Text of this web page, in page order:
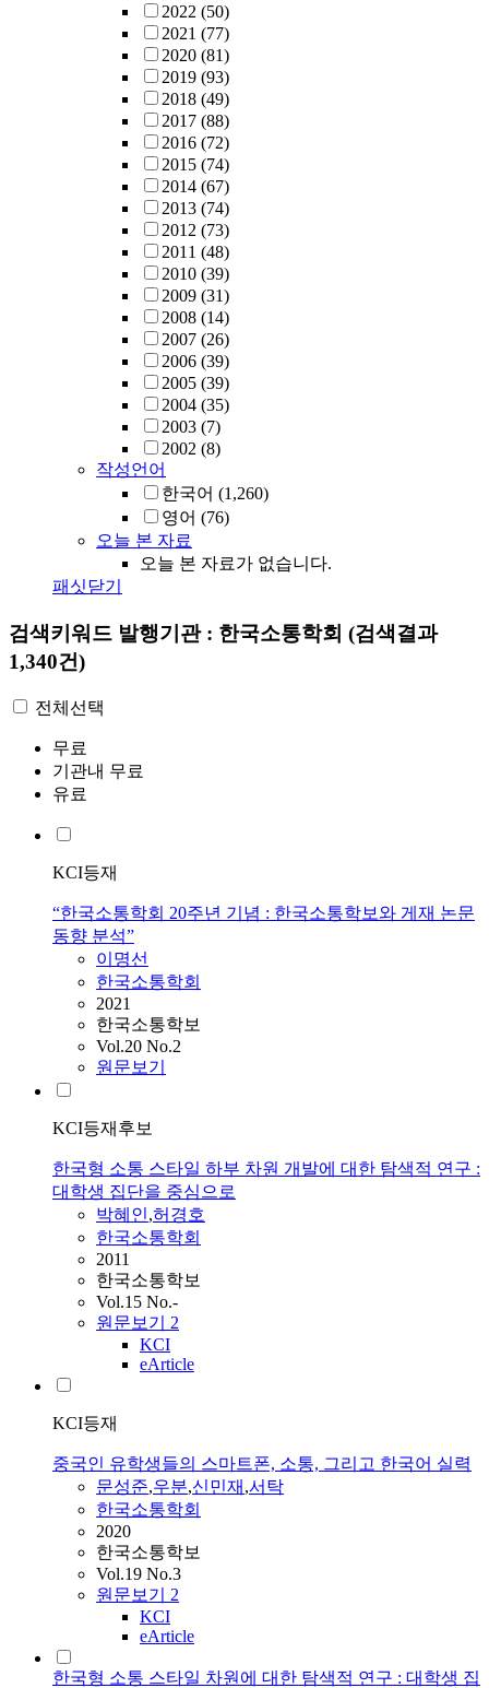
2022 (50)
2021 (77)
2020 (81)
2019 (93)
2018 (49)
2017 (88)
2016 (72)
2015 (74)
2014 (67)
2013 (74)
2012 (73)
2011 (48)
2010 (39)
2009 (31)
2008 (14)
2007 (26)
2006 (39)
2005 (39)
2004 (35)
2003 (7)
2002 (8)
작성언어
한국어 (1,260)
영어 (76)
오늘 본 자료
오늘 본 자료가 없습니다.
패싯닫기
검색키워드 발행기관 : 한국소통학회 (검색결과
1,340건)
전체선택
무료
기관내 무료
유료
KCI등재
“한국소통학회 20주년 기념 : 한국소통학보와 게재 논문
동향 분석”
이명선
한국소통학회
2021
한국소통학보
Vol.20 No.2
원문보기
KCI등재후보
한국형 소통 스타일 하부 차원 개발에 대한 탐색적 연구 :
대학생 집단을 중심으로
박혜인,허경호
한국소통학회
2011
한국소통학보
Vol.15 No.-
원문보기 2
KCI
eArticle
KCI등재
중국인 유학생들의 스마트폰, 소통, 그리고 한국어 실력
문성준,우분,신민재 ,서탁
한국소통학회
2020
한국소통학보
Vol.19 No.3
원문보기 2
KCI
eArticle
한국형 소통 스타일 차원에 대한 탐색적 연구 : 대학생 집